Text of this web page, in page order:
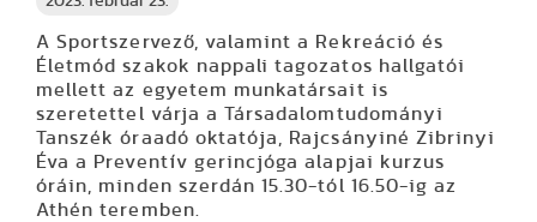
A Sportszervező, valamint a Rekreáció és
Életmód szakok nappali tagozatos hallgatói
mellett az egyetem munkatársait is
szeretettel várja a Társadalomtudományi
Tanszék óraadó oktatója, Rajcsányiné Zibrinyi
Éva a Preventív gerincjóga alapjai kurzus
óráin, minden szerdán 15.30-tól 16.50-ig az
Athén teremben.